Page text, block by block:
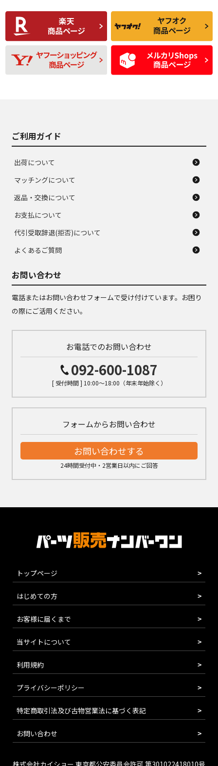
C
比較的きれいな中古
品
C
られるが、使用に問
題のない中古品
D
使用感や目立つ傷が
あり、一般的な中古
品
D
残り溝も少なく、偏
磨耗がみられ、短期
間使用できるくらい
の中古品
ご利用ガイド
出荷について
マッチングについて
返品・交換について
お支払について
代引受取辞退(拒否)について
よくあるご質問
お問い合わせ
電話またはお問い合わせフォームで受け付けています。お困り
の際にご活用ください。
お電話でのお問い合わせ
092-600-1087
[ 受付時間 ] 10:00～18:00（年末年始除く）
フォームからお問い合わせ
お問い合わせする
24時間受付中・2営業日以内にご回答
トップページ
はじめての方
お客様に届くまで
当サイトについて
利用規約
プライバシーポリシー
特定商取引法及び古物営業法に基づく表記
お問い合わせ
株式会社カイショー 東京都公安委員会許可 第301022418010号